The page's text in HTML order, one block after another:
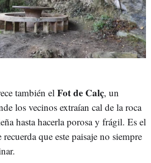
también el Fot de Calç, un
los vecinos extraían cal de la roca
hasta hacerla porosa y frágil. Es el
que este paisaje no siempre